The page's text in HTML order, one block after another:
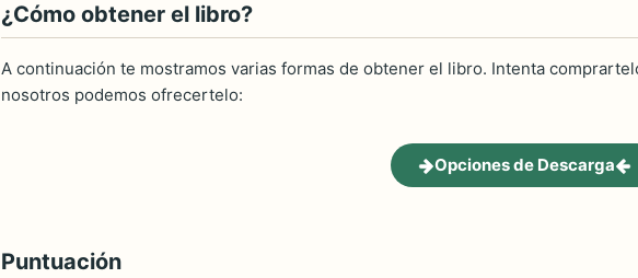
¿Cómo obtener el libro?
A continuación te mostramos varias formas de obtener el libro. Intenta
nosotros podemos ofrecertelo:
Opciones de Descarga
Puntuación